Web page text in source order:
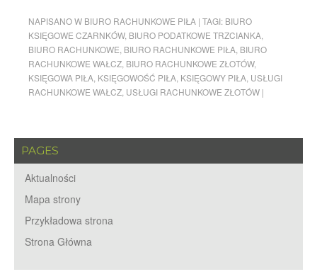
NAPISANO W BIURO RACHUNKOWE PIŁA | TAGI: BIURO
KSIĘGOWE CZARNKÓW, BIURO PODATKOWE TRZCIANKA
BIURO RACHUNKOWE BIURO RACHUNKOWE PIŁA BIURO
RACHUNKOWE WAŁCZ BIURO RACHUNKOWE ZŁOTÓW,
KSIĘGOWA PIŁA KSIĘGOWOŚĆ PIŁA KSIĘGOWY PIŁA USŁUGI
RACHUNKOWE WAŁCZ USŁUGI RACHUNKOWE ZŁOTÓW |
PAGES
Aktualności
Mapa strony
Przykładowa strona
Strona Główna